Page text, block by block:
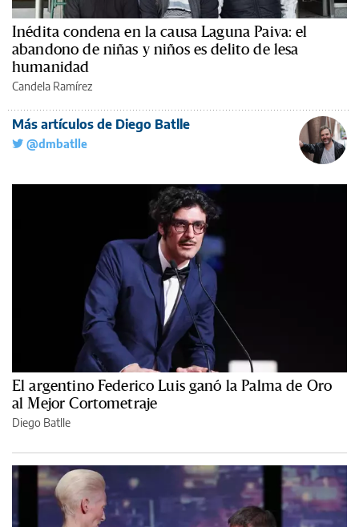
Inédita condena en la causa Laguna Paiva: el
abandono de niñas y niños es delito de lesa
humanidad
Candela Ramírez
Más artículos de Diego Batlle
@dmbatlle
El argentino Federico Luis ganó la Palma de Oro
al Mejor Cortometraje
Diego Batlle